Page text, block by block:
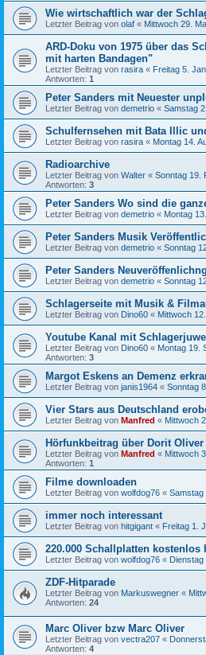
Wie wirtschaftlich war der
Letzter Beitrag von olaf « Mittwoch 29.
ARD-Doku von 1975 über das
mit harten Bandagen"
Letzter Beitrag von rasira « Freitag 5.
Antworten: 1
Peter Sanders mit Neuester
Letzter Beitrag von demetrio « Samstag
Schulfernsehen mit Bata Illic
Letzter Beitrag von rasira « Montag 14.
Radioarchive
Letzter Beitrag von Walter « Sonntag 19.
Antworten: 3
Peter Sanders Wo sind die
Letzter Beitrag von demetrio « Montag
Peter Sanders Musik
Letzter Beitrag von demetrio « Sonntag
Peter Sanders
Letzter Beitrag von demetrio « Sonntag
Schlagerseite mit Musik &
Letzter Beitrag von Dino60 « Mittwoch
Youtube Kanal mit
Letzter Beitrag von Dino60 « Montag 19.
Antworten: 3
Margot Eskens an Demenz
Letzter Beitrag von janis1964 « Sonntag
Vier Stars aus Deutschland
Letzter Beitrag von Manfred « Mittwoch
Hörfunkbeitrag über Dorit Oliver
Letzter Beitrag von Manfred « Mittwoch
Antworten: 1
Filme downloaden
Letzter Beitrag von wolfdog76 « Samstag
immer noch interessant
Letzter Beitrag von hitgigant « Freitag 1.
220.000 Schallplatten kostenlos
Letzter Beitrag von wolfdog76 «
ZDF-Hitparade
Letzter Beitrag von Markuswegner «
Antworten: 24
Marc Oliver bzw Marc Oliver
Letzter Beitrag von vectra207 «
Antworten: 4